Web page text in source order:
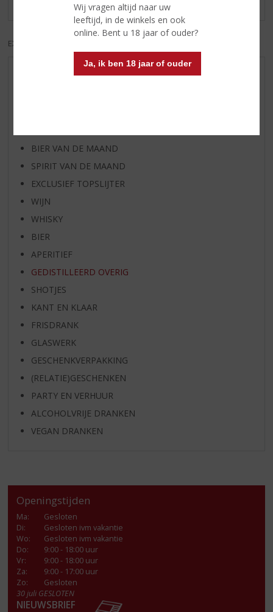
Wij vragen altijd naar uw
leeftijd, in de winkels en ook
online. Bent u 18 jaar of ouder?
Ja, ik ben 18 jaar of ouder
EXCL. BTW
AANBIEDINGEN
BIER VAN DE MAAND
SPIRIT VAN DE MAAND
EXCLUSIEF TOPSLIJTER
WIJN
WHISKY
BIER
APERITIEF
GEDISTILLEERD OVERIG
SHOTJES
KANT EN KLAAR
FRISDRANK
GLASWERK
GESCHENKVERPAKKING
(RELATIE)GESCHENKEN
PARTY EN VERHUUR
ALCOHOLVRIJE DRANKEN
VEGAN DRANKEN
Openingstijden
Ma:
Gesloten
Di:
Gesloten ivm vakantie
Wo:
Gesloten ivm vakantie
Do:
9:00 - 18:00 uur
Vr:
9:00 - 18:00 uur
Za:
9:00 - 17:00 uur
Zo:
Gesloten
30 juli GESLOTEN
NIEUWSBRIEF